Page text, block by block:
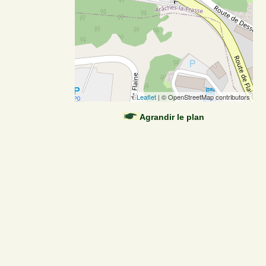
Leaflet | © OpenStreetMap contributors
Agrandir le plan